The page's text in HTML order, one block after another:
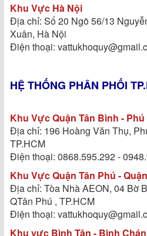
Khu Vực Hà Nội
Địa chỉ: Số 20 Ngõ 56/13
Xuân, Hà Nội
Điện thoại:
HỆ THỐNG PHÂN PHỐI
Khu Vực Quận Tân Bình -
Địa chỉ: 196 Hoàng Văn Thụ,
TP.HCM
Điện thoại: 0868.595.292 -
Khu Vực Quận Tân Phú -
Địa chỉ: Tòa Nhà AEON, 04 Bờ
QTân Phú , TP.HCM
Điện thoại:
Khu vực Bình Tân - Bình